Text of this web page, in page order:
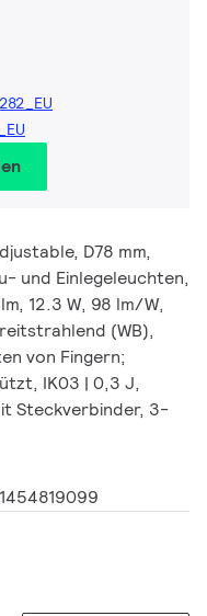
D78 mm,
und Einlegeleuchten,
12.3 W, 98 lm/W,
(WB),
von Fingern;
IK03 | 0,3 J,
Steckverbinder, 3-